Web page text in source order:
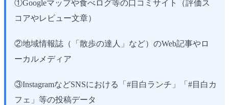
①Googleマップや食べログ等の口コミサイト（評価ス
コアやレビュー文章）
②地域情報誌（「散歩の達人」など）のWeb記事やロ
ーカルメディア
③InstagramなどSNSにおける「#目白ランチ」「#目白カ
フェ」等の投稿データ